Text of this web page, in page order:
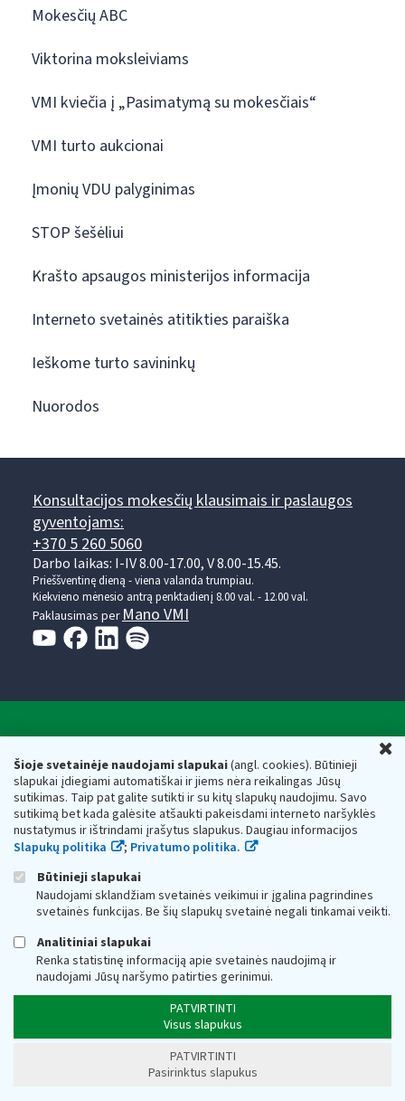
Šioje svetainėje naudojami slapukai(angl. cookies). Būtinieji
slapukai įdiegiami automatiškai ir jiems nėra reikalingas Jūsų
sutikimas. Taip pat galite sutikti ir su kitų slapukų naudojimu. Savo
sutikimą bet kada galėsite atšaukti pakeisdami interneto naršyklės
nustatymus ir ištrindami įrašytus slapukus. Daugiau informacijos
Slapukų politika
; Privatumo politika.
Būtinieji slapukai
Naudojami sklandžiam svetainės veikimui ir įgalina pagrindines
svetainės funkcijas. Be šių slapukų svetainė negali tinkamai veikti.
Analitiniai slapukai
Renka statistinę informaciją apie svetainės naudojimą ir
naudojami Jūsų naršymo patirties gerinimui.
PATVIRTINTI
Visus slapukus
PATVIRTINTI
Pasirinktus slapukus
Mokesčių ABC
Viktorina moksleiviams
VMI kviečia į „Pasimatymą su mokesčiais“
VMI turto aukcionai
Įmonių VDU palyginimas
STOP šešėliui
Krašto apsaugos ministerijos informacija
Interneto svetainės atitikties paraiška
Ieškome turto savininkų
Nuorodos
Konsultacijos mokesčių klausimais ir paslaugos
gyventojams:
+370 5 260 5060
Darbo laikas: I-IV 8.00-17.00, V 8.00-15.45.
Prieššventinę dieną - viena valanda trumpiau.
Kiekvieno mėnesio antrą penktadienį 8.00 val. - 12.00 val.
Paklausimas per Mano VMI
Respublikos finansų ministerijos
Biudžetinė įstaiga. Juridinio asmens kodas — 188659752,
adresas: Vasario 16-osios g. 14, 01107 Vilnius, Lietuva, el.paštas:
vmi@vmi.lt, E. pristatymo dėžutės adresas 188659752
Duomenys apie Valstybinę mokesčių inspekciją prie Lietuvos
Respublikos finansų ministerijos kaupiami ir saugomi Juridinių